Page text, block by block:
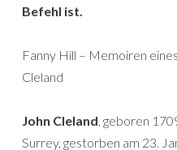
Befehl ist.
Fanny Hill – Memoiren
Cleland
John Cleland, geboren
Surrey, gestorben am 23.